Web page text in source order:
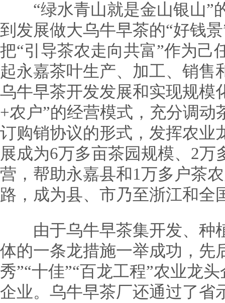
“绿水青山就是金山银山”
到发展做大乌牛早茶的“好钱
把“引导茶农走向共富”作为己
起永嘉茶叶生产、加工、销售
乌牛早茶开发发展和实现规模
+农户”的经营模式，充分调
订购销协议的形式，发挥农业
展成为6万多亩茶园规模、2
营，帮助永嘉县和1万多户茶
路，成为县、市乃至浙江和全
由于乌牛早茶集开发、种
体的一条龙措施一举成功，先
秀”“十佳”“百龙工程”农业龙
企业。乌牛早茶厂还通过了省